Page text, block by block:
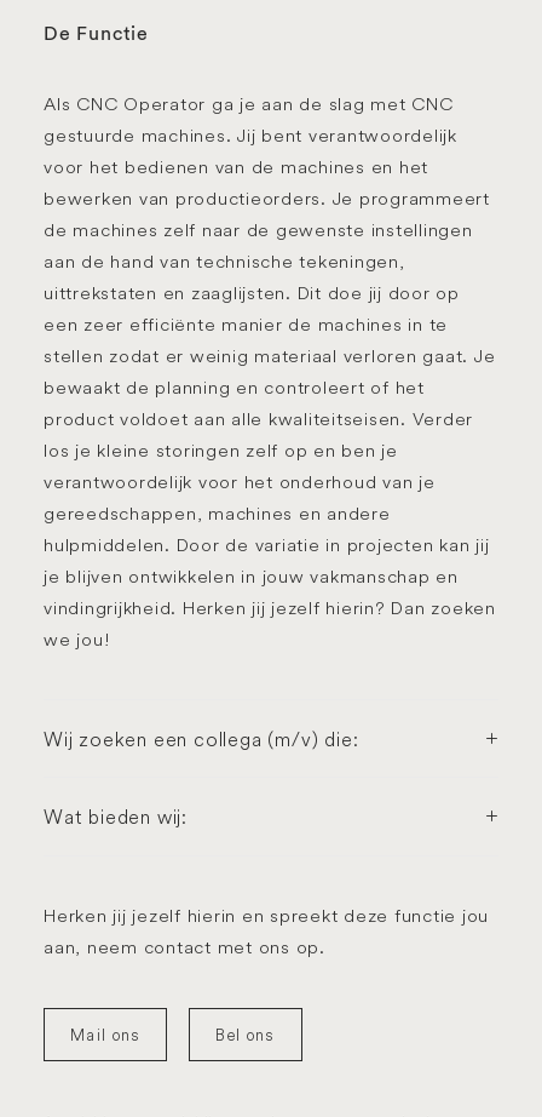
De Functie
Als CNC Operator ga je aan de slag met CNC
gestuurde machines. Jij bent verantwoordelijk
voor het bedienen van de machines en het
bewerken van productieorders. Je programmeert
de machines zelf naar de gewenste instellingen
aan de hand van technische tekeningen,
uittrekstaten en zaaglijsten. Dit doe jij door op
een zeer efficiënte manier de machines in te
stellen zodat er weinig materiaal verloren gaat. Je
bewaakt de planning en controleert of het
product voldoet aan alle kwaliteitseisen. Verder
los je kleine storingen zelf op en ben je
verantwoordelijk voor het onderhoud van je
gereedschappen, machines en andere
hulpmiddelen. Door de variatie in projecten kan jij
je blijven ontwikkelen in jouw vakmanschap en
vindingrijkheid. Herken jij jezelf hierin? Dan zoeken
we jou!
Wij zoeken een collega (m/v) die:
Wat bieden wij:
Herken jij jezelf hierin en spreekt deze functie jou
aan, neem contact met ons op.
Mail ons Bel ons